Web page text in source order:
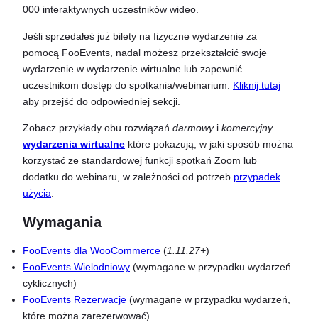
000 interaktywnych uczestników wideo.
Jeśli sprzedałeś już bilety na fizyczne wydarzenie za
pomocą FooEvents, nadal możesz przekształcić swoje
wydarzenie w wydarzenie wirtualne lub zapewnić
uczestnikom dostęp do spotkania/webinarium. Kliknij tutaj
aby przejść do odpowiedniej sekcji.
Zobacz przykłady obu rozwiązań darmowyi komercyjny
wydarzenia wirtualne które pokazują, w jaki sposób można
korzystać ze standardowej funkcji spotkań Zoom lub
dodatku do webinaru, w zależności od potrzeb przypadek
użycia
Wymagania
FooEvents dla WooCommerce (1.11.27+)
FooEvents Wielodniowy (wymagane w przypadku wydarzeń
cyklicznych)
FooEvents Rezerwacje (wymagane w przypadku wydarzeń,
które można zarezerwować)